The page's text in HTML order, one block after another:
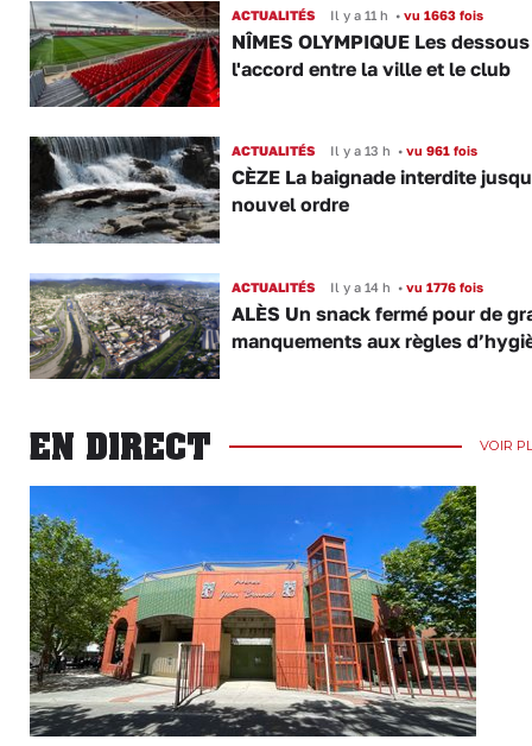
ACTUALITÉS Il y a 11 h •vu 1663 fois
NÎMES OLYMPIQUE Les
l'accord entre la ville et le club
ACTUALITÉS Il y a 13 h •vu 961 fois
CÈZE La baignade interdite
nouvel ordre
ACTUALITÉS Il y a 14 h •vu 1776 fois
ALÈS Un snack fermé pour de
manquements aux règles
EN DIRECT VOIR